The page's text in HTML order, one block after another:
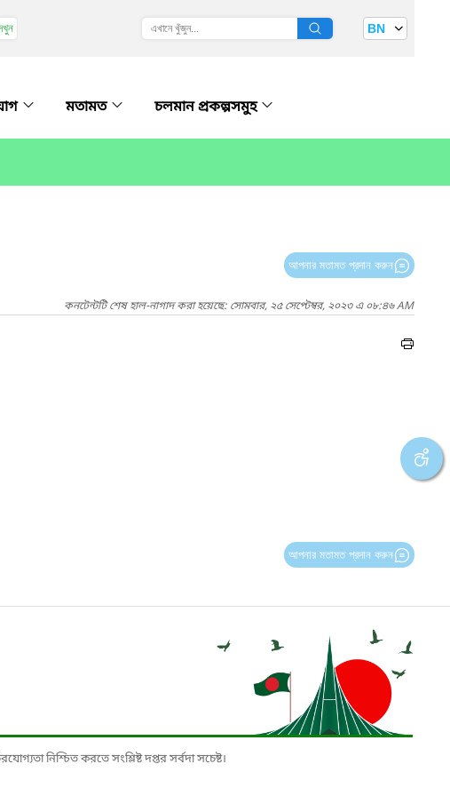
BN
মতামত চলমান প্রকল্পসমুহ
আপনার মতামত প্রদান করুন
কনটেন্টটি শেষ হাল-নাগাদ করা হয়েছে: সোমবার, ২৫ সেপ্টেম্বর, ২০২৩ এ ০৮:৪৬ AM
আপনার মতামত প্রদান করুন
নিশ্চিত করতে সংশ্লিষ্ট দপ্তর সর্বদা সচেষ্ট।